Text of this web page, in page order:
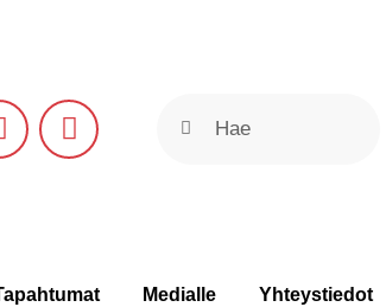
Medialle Yhteystiedot